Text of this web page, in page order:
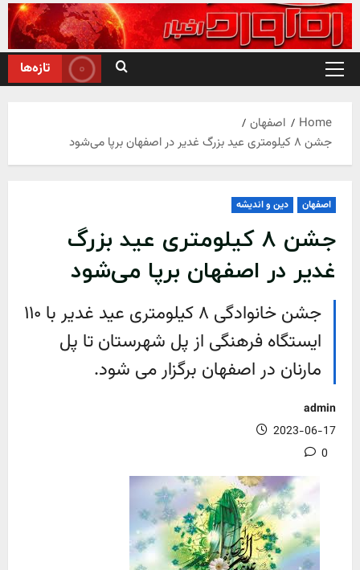
Skip
to
content
Primary
تازه‌ها
Home
اصفهان
جشن ۸ کیلومتری عید بزرگ غدیر در اصفهان برپا می‌شود
اصفهان دین و اندیشه
جشن ۸ کیلومتری عید بزرگ
غدیر در اصفهان برپا می‌شود
جشن خانوادگی ۸ کیلومتری عید غدیر با ۱۱۰
ایستگاه فرهنگی از پل شهرستان تا پل
مارنان در اصفهان برگزار می شود.
admin
2023-06-17
0